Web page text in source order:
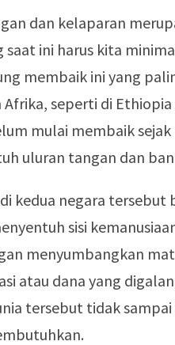
dan kelaparan
saat ini harus kita
membaik ini yang
seperti di Ethiopia
mulai membaik
uluran tangan dan
kedua negara tersebut
sisi
menyumbangkan
atau dana yang
tersebut tidak